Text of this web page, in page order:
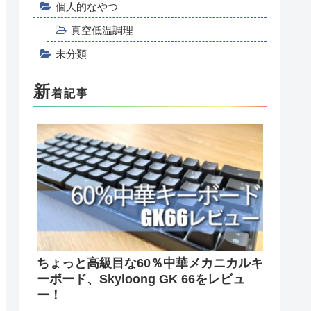
個人的なやつ
真空低温調理
未分類
新着記事
ちょっと高級目な60％中華メカニカルキ
ーボード、Skyloong GK 66をレビュ
ー！